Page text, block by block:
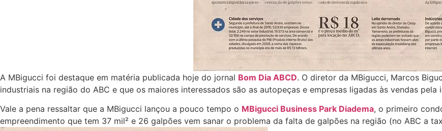
A MBigucci foi destaque em matéria publicada hoje do jornal Bom Dia ABCD. O diretor da MBigucci, Marcos
industriais na região do ABC e que os maiores interessados são as autopeças e empresas ligadas às vendas pela
Vale a pena ressaltar que a MBigucci lançou a pouco tempo o MBigucci Business Park Diadema, o primeiro
empreendimento que tem 37 mil² e 26 galpões vem sanar o problema da falta de galpões na região (no ABC a